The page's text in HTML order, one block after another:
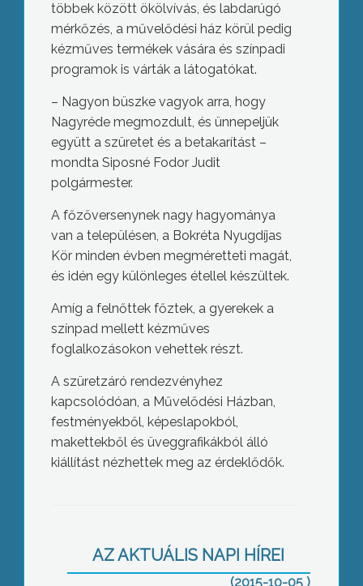
többek között ökölvívás, és labdarúgó
mérkőzés, a művelődési ház körül pedig
kézműves termékek vására és színpadi
programok is várták a látogatókat.
– Nagyon büszke vagyok arra, hogy
Nagyréde megmozdult, és ünnepeljük
együtt a szüretet és a betakarítást –
mondta Siposné Fodor Judit
polgármester.
A főzőversenynek nagy hagyománya
van a településen, a Bokréta Nyugdíjas
Kör minden évben megméretteti magát,
és idén egy különleges étellel készültek.
Amíg a felnőttek főztek, a gyerekek a
színpad mellett kézműves
foglalkozásokon vehettek részt.
A szüretzáró rendezvényhez
kapcsolódóan, a Művelődési Házban,
festményekből, képeslapokból,
makettekből és üveggrafikákból álló
kiállítást nézhettek meg az érdeklődők.
AZ AKTUÁLIS NAPI HÍREI
(2015-10-05 )
Modern műszerek